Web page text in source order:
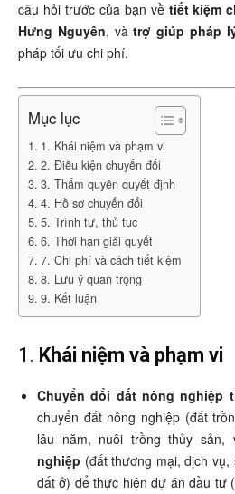
câu hỏi trước của bạn về tiết kiệm
Hưng Nguyên, vàtrợ giúp pháp
pháp tối ưu chi phí.
Mục lục
1. Khái niệm và phạm vi
2. Điều kiện chuyển đổi
3. Thẩm quyền quyết định
4. Hồ sơ chuyển đổi
5. Trình tự, thủ tục
6. Thời hạn giải quyết
7. Chi phí và cách tiết kiệm
8. Lưu ý quan trọng
9. Kết luận
1. Khái niệm và phạm vi
Chuyển đổi đất nông nghiệp
chuyển đất nông nghiệp (đất
lâu năm, nuôi trồng thủy sản,
nghiệp (đất thương mại, dịch
đất ở) để thực hiện dự án đầu tư